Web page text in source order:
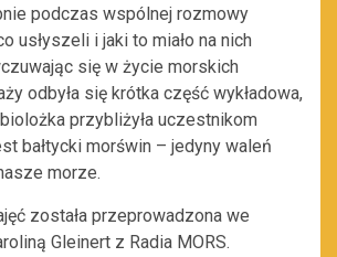
podczas wspólnej rozmowy
usłyszeli i jaki to miało na nich
się w życie morskich
odbyła się krótka część wykładowa,
przybliżyła uczestnikom
bałtycki morświn – jedyny waleń
morze.
została przeprowadzona we
Gleinert z Radia MORS.